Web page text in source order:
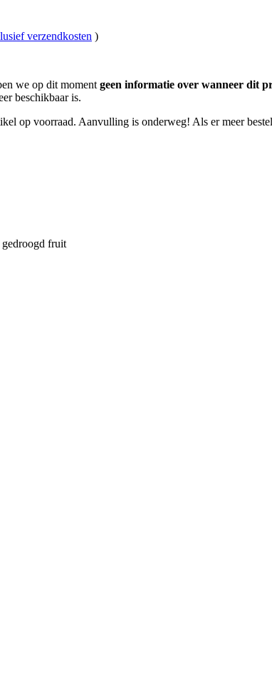
verzendkosten )
we op dit moment geen informatie over wanneer dit
beschikbaar is.
op voorraad. Aanvulling is onderweg! Als er meer
gedroogd fruit